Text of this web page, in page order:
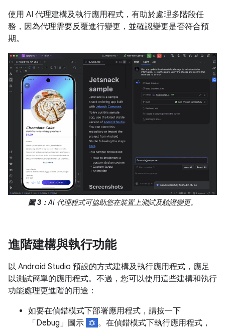
使用 AI 代理建構及執行應用程式，有助於處理多階段任
務，因為代理需要反覆進行變更，並確認變更是否符合預
期。
圖 3：AI 代理程式可協助您在裝置上測試及驗證變更。
進階建構與執行功能
以 Android Studio 預設的方式建構及執行應用程式，應足
以測試簡單的應用程式。不過，您可以使用這些建構和執行
功能處理更進階的用途：
如要在偵錯模式下部署應用程式，請按一下
「Debug」 圖示
。在偵錯模式下執行應用程式，